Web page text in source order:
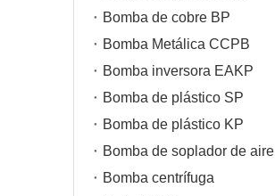
Bomba de cobre BP
Bomba Metálica CCPB
Bomba inversora EAKP
Bomba de plástico SP
Bomba de plástico KP
Bomba de soplador de aire
Bomba centrífuga